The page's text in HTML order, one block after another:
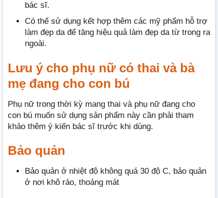
bác sĩ.
Có thể sử dụng kết hợp thêm các mỹ phẩm hỗ trợ
làm đẹp da để tăng hiệu quả làm đẹp da từ trong ra
ngoài.
Lưu ý cho phụ nữ có thai và bà
mẹ đang cho con bú
Phụ nữ trong thời kỳ mang thai và phụ nữ đang cho
con bú muốn sử dụng sản phẩm này cần phải tham
khảo thêm ý kiến bác sĩ trước khi dùng.
Bảo quản
Bảo quản ở nhiệt độ không quá 30 độ C, bảo quản
ở nơi khô ráo, thoáng mát